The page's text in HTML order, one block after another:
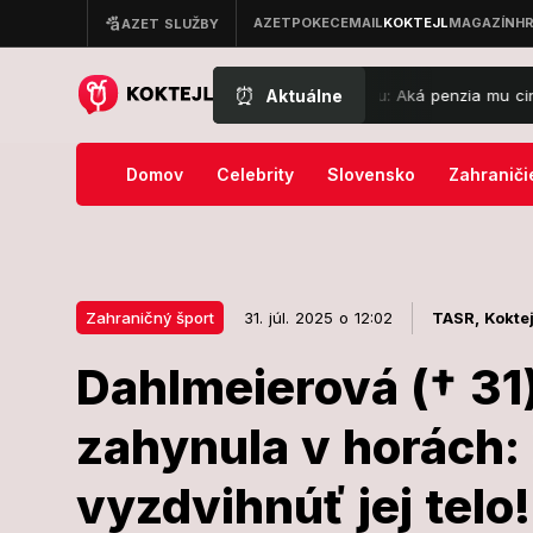
⏰ Aktuálne
Kiska je oficiálne na dôchodku: Aká penzia mu cinkne na
Domov Celebrity Slovensko
Zahraničný šport 31. júl. 2025 o 12:02 TASR,
Dahlmeierová (†
zahynula v
vyzdvihnúť jej telo!